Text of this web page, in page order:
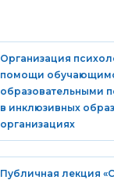
Организация
помощи
образовательными
в инклюзивных
организациях
Публичная лекция